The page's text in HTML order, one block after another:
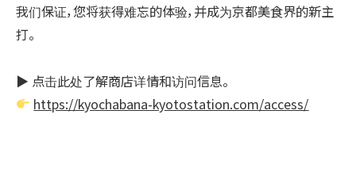
我们保证，您将获得难忘的体验，并成为京都美食界的新主
打。
▶ 点击此处了解商店详情和访问信息。
https://kyochabana-kyotostation.com/access/